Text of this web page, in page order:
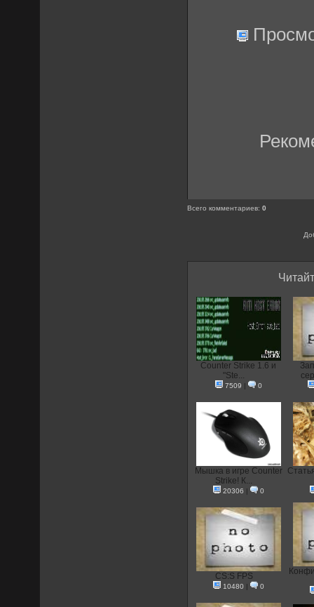
Всего комментариев:0
Counter Strike 1.6 и
"Ste...
7509 | 0
Мышка в игре Counter
Strike! К...
20306 | 0
CS:S FPS
10480 | 0